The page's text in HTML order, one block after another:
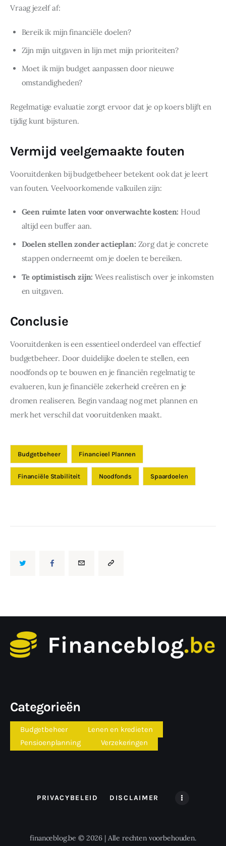
Vraag jezelf af:
Bereik ik mijn financiële doelen?
Zijn mijn uitgaven in lijn met mijn prioriteiten?
Moet ik mijn budget aanpassen door nieuwe
omstandigheden?
Regelmatige evaluatie zorgt ervoor dat je op koers blijft en
tijdig kunt bijsturen.
Vermijd veelgemaakte fouten
Vooruitdenken bij budgetbeheer betekent ook dat je leert
van fouten. Veelvoorkomende valkuilen zijn:
Geen ruimte laten voor onverwachte kosten: Houd
altijd een buffer aan.
Doelen stellen zonder actieplan: Zorg dat je concrete
stappen onderneemt om je doelen te bereiken.
Te optimistisch zijn: Wees realistisch over je inkomsten
en uitgaven.
Conclusie
Vooruitdenken is een essentieel onderdeel van effectief
budgetbeheer. Door duidelijke doelen te stellen, een
noodfonds op te bouwen en je financiën regelmatig te
evalueren, kun je financiële zekerheid creëren en je
dromen realiseren. Begin vandaag nog met plannen en
merk het verschil dat vooruitdenken maakt.
Budgetbeheer Financieel Plannen
Financiële Stabiliteit Noodfonds Spaardoelen
Categorieën
Budgetbeheer
Lenen en kredieten
Pensioenplanning
Verzekeringen
PRIVACYBELEID DISCLAIMER
financeblog.be © 2026 | Alle rechten voorbehouden.